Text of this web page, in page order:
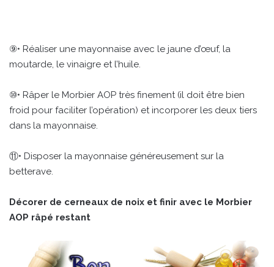
⑨• Réaliser une mayonnaise avec le jaune d’œuf, la
moutarde, le vinaigre et l’huile.
⑩• Râper le Morbier AOP très finement (il doit être bien
froid pour faciliter l’opération) et incorporer les deux tiers
dans la mayonnaise.
⑪• Disposer la mayonnaise généreusement sur la
betterave.
Décorer de cerneaux de noix et finir avec le Morbier
AOP râpé restant